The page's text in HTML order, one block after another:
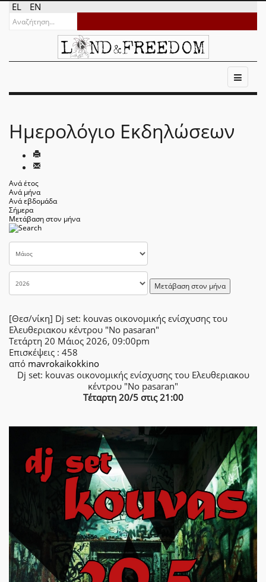
EL EN
Ημερολόγιο Εκδηλώσεων
Ανά έτος
Ανά μήνα
Ανά εβδομάδα
Σήμερα
Μετάβαση στον μήνα
Μετάβαση στον μήνα
[Θεσ/νίκη] Dj set: kouvas οικονομικής ενίσχυσης του
Ελευθεριακου κέντρου "No pasaran"
Τετάρτη 20 Μάιος 2026, 09:00pm
Επισκέψεις : 458
από mavrokaikokkino
Dj set: kouvas οικονομικής ενίσχυσης του Ελευθεριακου
κέντρου "No pasaran"
Τέταρτη 20/5 στις 21:00